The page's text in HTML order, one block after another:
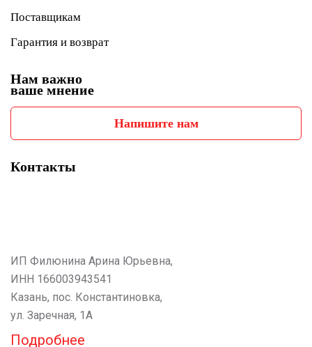
Поставщикам
Гарантия и возврат
Нам важно
ваше мнение
Напишите нам
Контакты
ИП Филюнина Арина Юрьевна,
ИНН 166003943541
Казань, пос. Константиновка,
ул. Заречная, 1А
Подробнее